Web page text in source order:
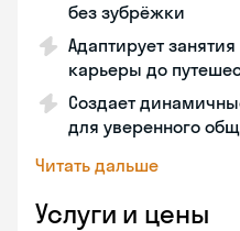
без зубрёжки
Адаптирует
карьеры до
Создает
для уверенного
Читать дальше
Услуги и цены